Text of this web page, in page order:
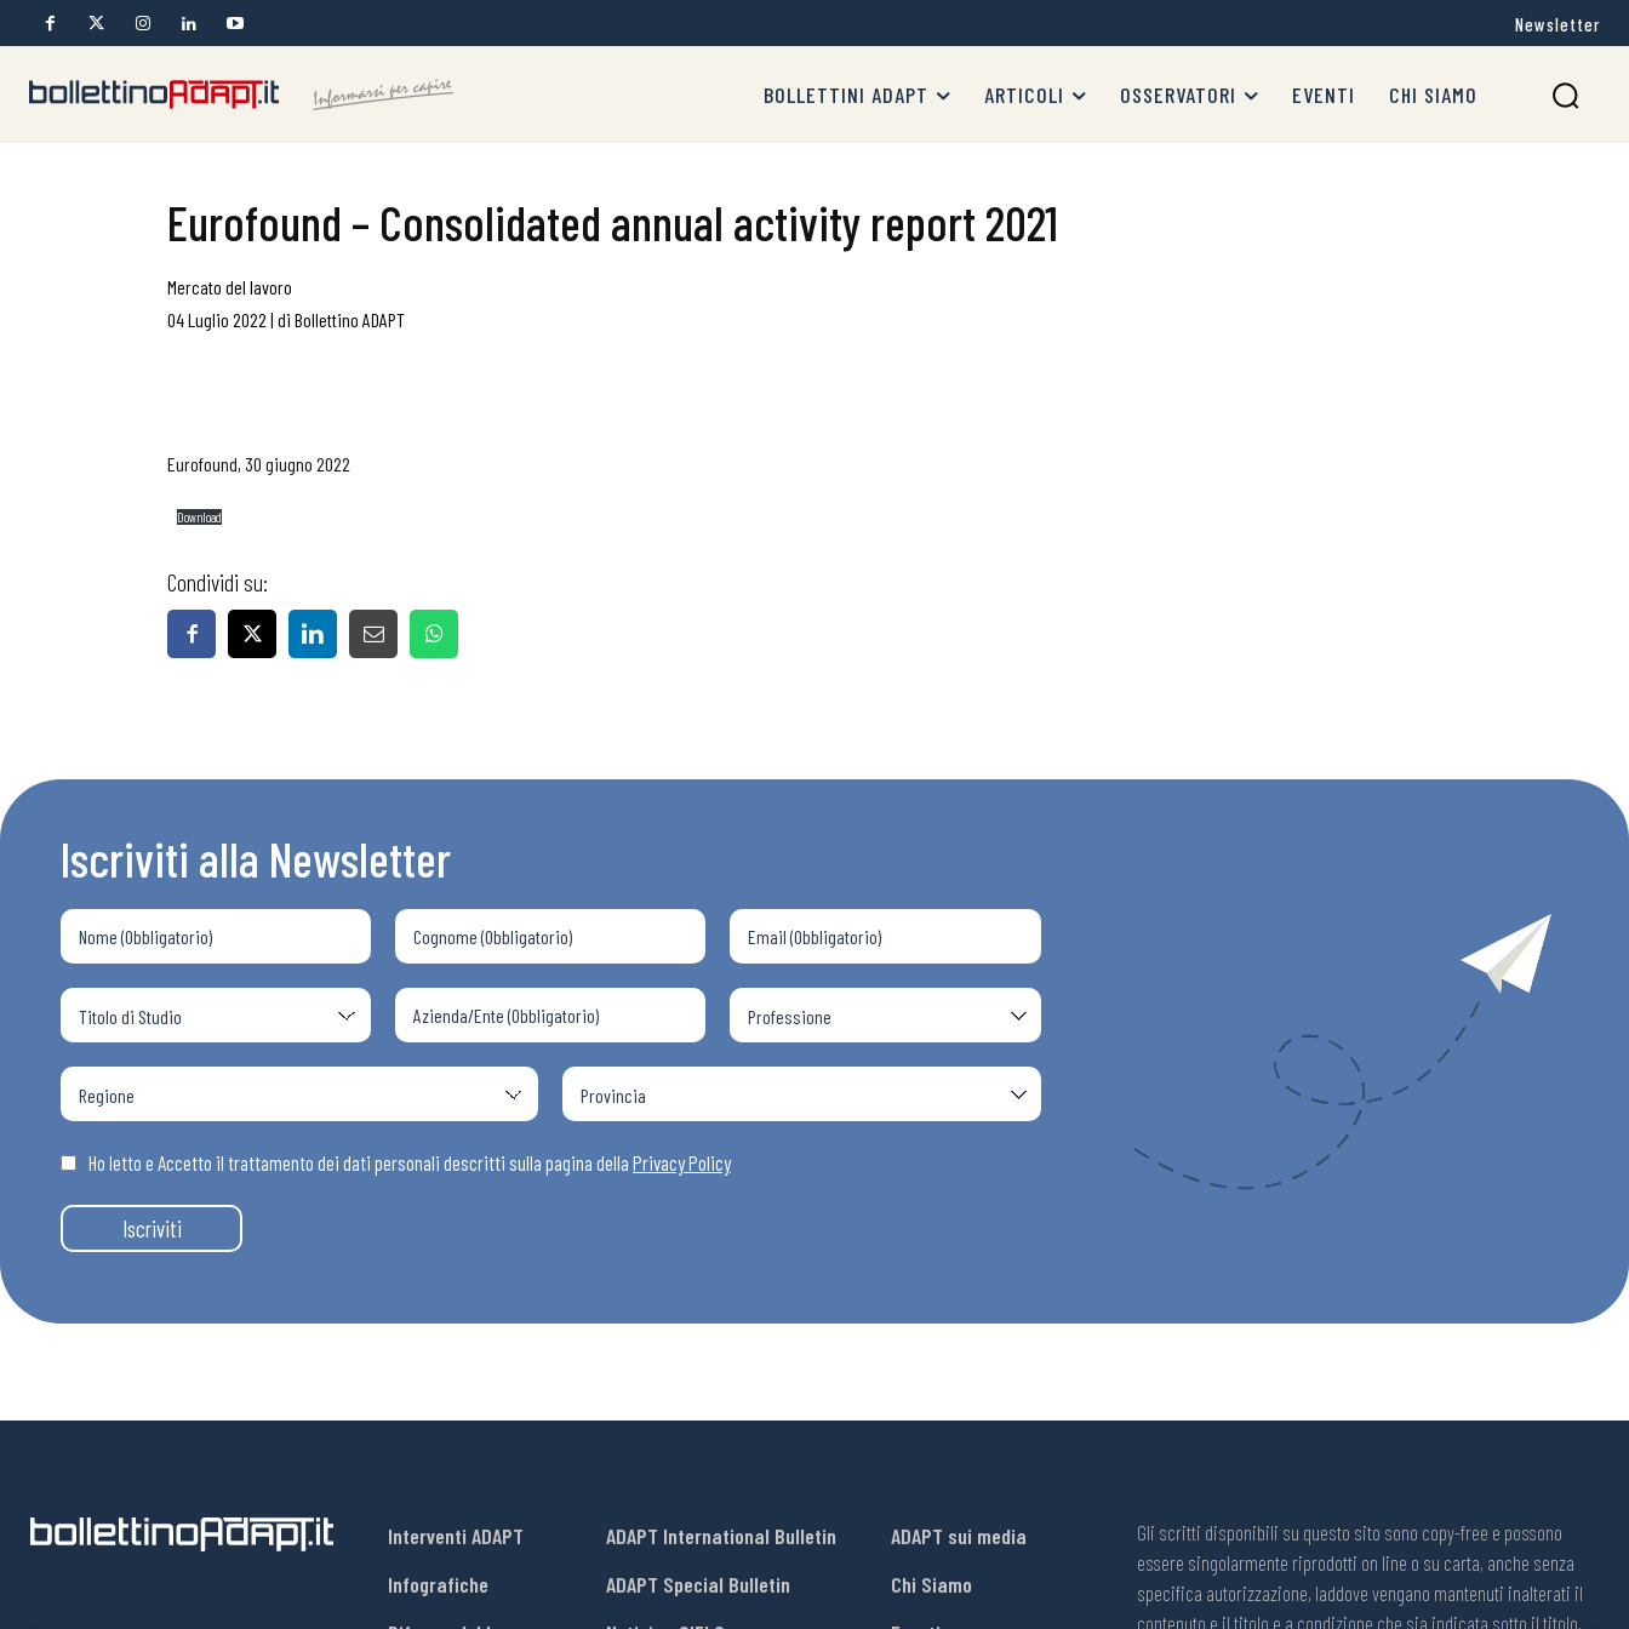
Bollettini ADAPT
Articoli
Osservatori
Newsletter
BOLLETTINI ADAPT ARTICOLI OSSERVATORI EVENTI CHI SIAMO
Eurofound – Consolidated annual activity report 2021
Mercato del lavoro
04 Luglio 2022 | di Bollettino ADAPT
Eurofound, 30 giugno 2022
Download
Condividi su:
Iscriviti alla Newsletter
Ho letto e Accetto il trattamento dei dati personali descritti sulla pagina della Privacy Policy
Iscriviti
Interventi ADAPT
Infografiche
ADAPT International Bulletin
ADAPT Special Bulletin
ADAPT sui media
Chi Siamo
Gli scritti disponibili su questo sito sono copy-free e possono
essere singolarmente riprodotti on line o su carta, anche senza
specifica autorizzazione, laddove vengano mantenuti inalterati il
contenuto e il titolo e a condizione che sia indicata sotto il titolo,